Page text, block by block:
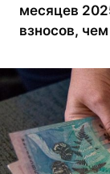
месяцев
взносов,